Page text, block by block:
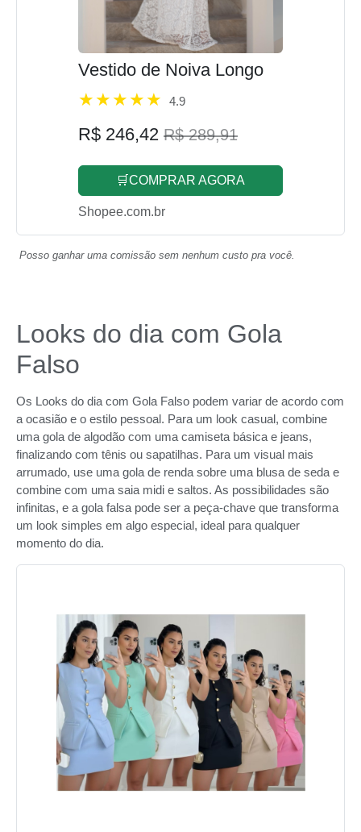
Vestido de Noiva Longo
4.9
R$ 246,42 R$ 289,91
🛒COMPRAR AGORA
Shopee.com.br
Posso ganhar uma comissão sem nenhum custo pra você.
Looks do dia com Gola
Falso
Os Looks do dia com Gola Falso podem variar de acordo com
a ocasião e o estilo pessoal. Para um look casual, combine
uma gola de algodão com uma camiseta básica e jeans,
finalizando com tênis ou sapatilhas. Para um visual mais
arrumado, use uma gola de renda sobre uma blusa de seda e
combine com uma saia midi e saltos. As possibilidades são
infinitas, e a gola falsa pode ser a peça-chave que transforma
um look simples em algo especial, ideal para qualquer
momento do dia.